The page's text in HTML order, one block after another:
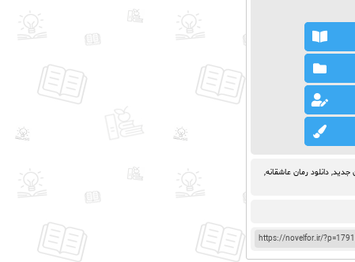
جدید, دانلود رمان عاشقانه,
https://novelfor.ir/?p=1791